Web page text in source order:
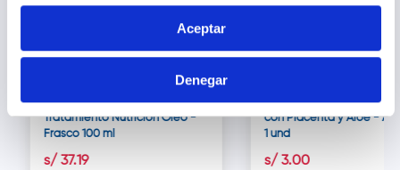
Aceptar
Denegar
Elvive Extraordinario
Tratamiento Nutrición Óleo -
Frasco 100 ml
s/ 37.19
Béia Natural Loción
con Placenta y Aloe -
1 und
s/ 3.00